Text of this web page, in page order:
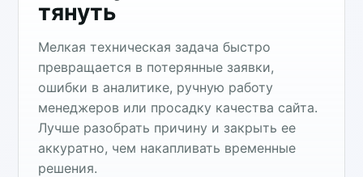
тянуть
Мелкая техническая задача быстро
превращается в потерянные заявки,
ошибки в аналитике, ручную работу
менеджеров или просадку качества сайта.
Лучше разобрать причину и закрыть ее
аккуратно, чем накапливать временные
решения.